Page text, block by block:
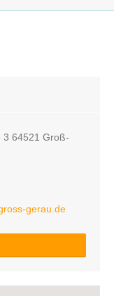
3 64521 Groß-
gerau.de